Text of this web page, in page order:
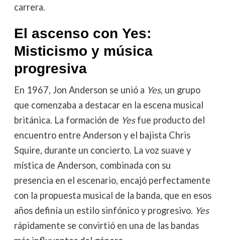
carrera.
El ascenso con Yes:
Misticismo y música
progresiva
En 1967, Jon Anderson se unió a Yes, un grupo
que comenzaba a destacar en la escena musical
británica. La formación de Yesfue producto del
encuentro entre Anderson y el bajista Chris
Squire, durante un concierto. La voz suave y
mística de Anderson, combinada con su
presencia en el escenario, encajó perfectamente
con la propuesta musical de la banda, que en esos
años definía un estilo sinfónico y progresivo. Yes
rápidamente se convirtió en una de las bandas